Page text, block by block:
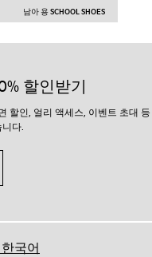
남아 용 SCHOOL SHOES
할인받기
할인, 얼리 액세스, 이벤트 초대
다.
한국어